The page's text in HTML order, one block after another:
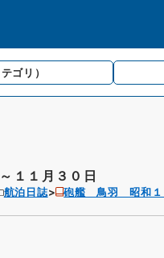
テゴリ）
１１月３０日
航泊日誌 砲艦 鳥羽 昭和１